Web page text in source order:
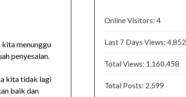
menunggu
penyesalan.
kita tidak lagi
baik dan
Online Visitors: 4
Last 7 Days Views: 4,852
Total Views: 1,160,458
Total Posts: 2,599